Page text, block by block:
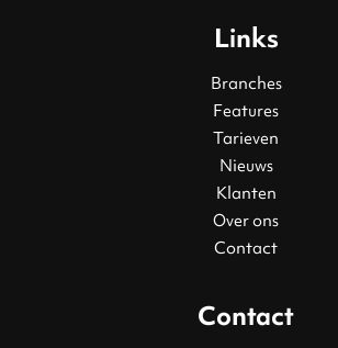
Links
Branches
Features
Tarieven
Nieuws
Klanten
Over ons
Contact
Contact